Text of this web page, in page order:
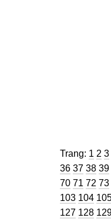
Trang: 1 2 3
36 Trang
37 Trang
38 39
70 Trang
71 Trang
72 73
Trang
103 Trang
104
127 Trang
128